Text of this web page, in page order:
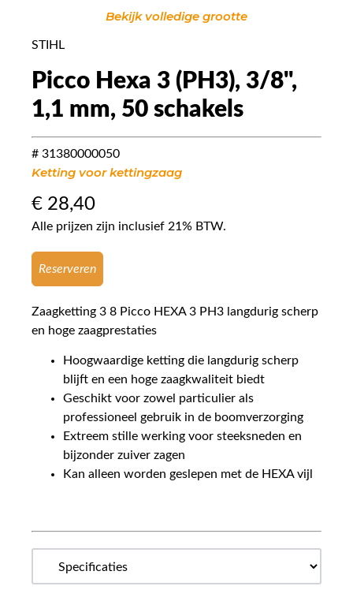
Bekijk volledige grootte
STIHL
Picco Hexa 3 (PH3), 3/8",
1,1 mm, 50 schakels
# 31380000050
Ketting voor kettingzaag
€ 28,40
Alle prijzen zijn inclusief 21% BTW.
Reserveren
Zaagketting 3 8 Picco HEXA 3 PH3 langdurig scherp
en hoge zaagprestaties
Hoogwaardige ketting die langdurig scherp
blijft en een hoge zaagkwaliteit biedt
Geschikt voor zowel particulier als
professioneel gebruik in de boomverzorging
Extreem stille werking voor steeksneden en
bijzonder zuiver zagen
Kan alleen worden geslepen met de HEXA vijl